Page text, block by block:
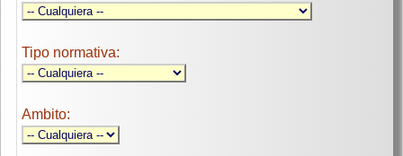
Tipo normativa:
Ambito: